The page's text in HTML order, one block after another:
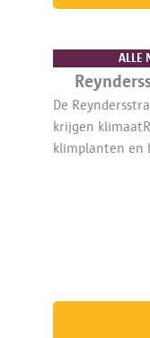
ALLE
De
krijgen
klimplanten en